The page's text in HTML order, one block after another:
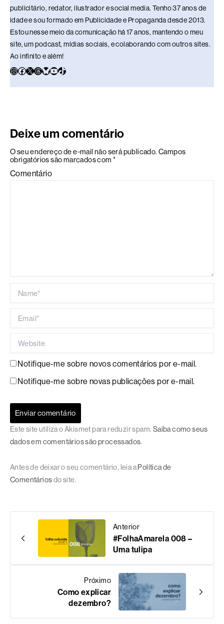
publicitário, redator, ilustrador e social media. Tenho 37 anos de
idade e sou formado em Publicidade e Propaganda desde 2013.
Estou nesse meio da comunicação há 17 anos, mantendo o meu
site, um podcast, mídias sociais, e colaborando com outros sites.
Ao infinito e além!
Deixe um comentário
O seu endereço de e-mail não será publicado. Campos
obrigatórios são marcados com *
Comentário
Notifique-me sobre novos comentários por e-mail.
Notifique-me sobre novas publicações por e-mail.
Este site utiliza o Akismet para reduzir spam. Saiba como seus
dados em comentários são processados.
Antes de deixar o seu comentário, leia a Política de
Comentáriosdo site.
Anterior
#FolhaAmarela 008 –
Uma tulipa
Próximo
Como explicar
dezembro?